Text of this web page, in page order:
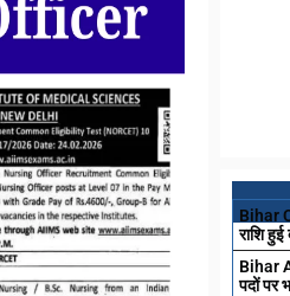
Bihar
राशि हुई
Bihar
पदों पर